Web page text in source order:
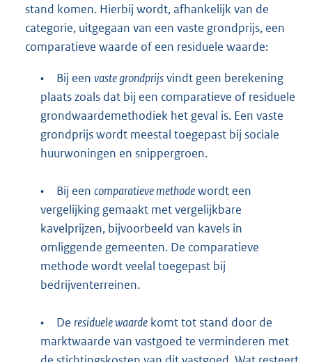
stand komen. Hierbij wordt, afhankelijk van de
categorie, uitgegaan van een vaste grondprijs, een
comparatieve waarde of een residuele waarde:
• Bij een vaste grondprijsvindt geen berekening
plaats zoals dat bij een comparatieve of residuele
grondwaardemethodiek het geval is. Een vaste
grondprijs wordt meestal toegepast bij sociale
huurwoningen en snippergroen.
• Bij een comparatieve methodewordt een
vergelijking gemaakt met vergelijkbare
kavelprijzen, bijvoorbeeld van kavels in
omliggende gemeenten. De comparatieve
methode wordt veelal toegepast bij
bedrijventerreinen.
• De residuele waardekomt tot stand door de
marktwaarde van vastgoed te verminderen met